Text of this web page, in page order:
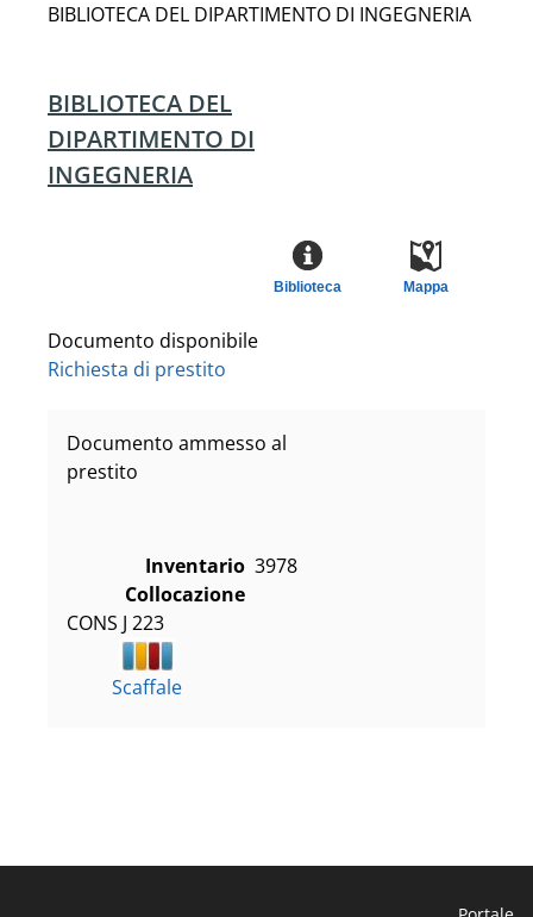
BIBLIOTECA DEL DIPARTIMENTO DI INGEGNERIA
BIBLIOTECA DEL
DIPARTIMENTO DI
INGEGNERIA
Mappa
Biblioteca
Documento disponibile
Richiesta di prestito
Documento ammesso al
prestito
Inventario 3978
Collocazione
CONS J 223
Scaffale